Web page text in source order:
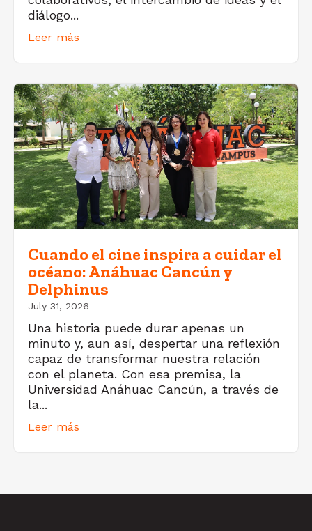
diálogo...
Leer más
Cuando el cine inspira a cuidar el
océano: Anáhuac Cancún y
Delphinus
July 31, 2026
Una historia puede durar apenas un
minuto y, aun así, despertar una reflexión
capaz de transformar nuestra relación
con el planeta. Con esa premisa, la
Universidad Anáhuac Cancún, a través de
la...
Leer más